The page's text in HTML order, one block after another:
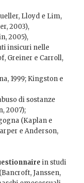
Lloyd e Lim,
2003),
2005),
insicuri nelle
Greiner e Carroll,
1999; Kingston e
di sostanze
2007);
(Kaplan e
e Anderson,
in studi
Janssen,